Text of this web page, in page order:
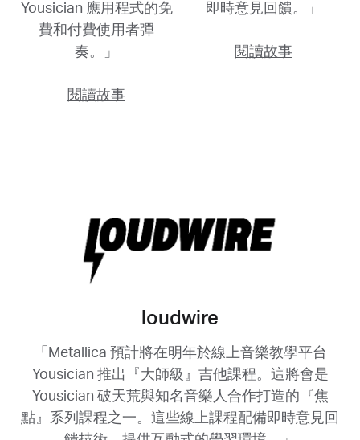
Yousician 應用程式的免
費和付費使用者彈
奏。」
閱讀故事
即時意見回饋。」
閱讀故事
loudwire
「Metallica 預計將在明年於線上音樂教學平台
Yousician 推出『大師級』吉他課程。這將會是
Yousician 破天荒與知名音樂人合作打造的『焦
點』系列課程之一。這些線上課程配備即時意見回